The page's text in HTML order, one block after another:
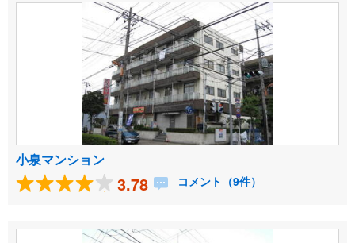
小泉マンション
3.78 コメント（9件）